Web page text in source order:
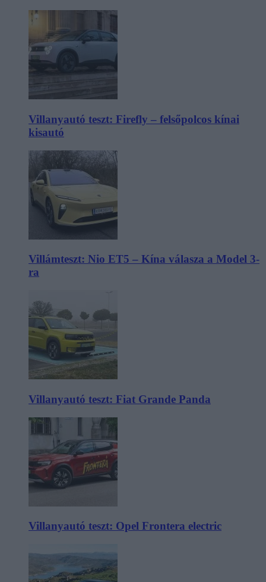
Villanyautó teszt: Firefly – felsőpolcos kínai
kisautó
Villámteszt: Nio ET5 – Kína válasza a Model 3-
ra
Villanyautó teszt: Fiat Grande Panda
Villanyautó teszt: Opel Frontera electric